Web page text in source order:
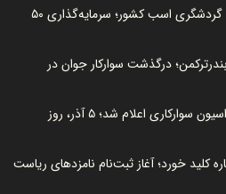
یزد در مسیر تبدیل‌شدن به قطب گردشگری اسب کشور؛ سرمایه‌گذاری ۵۰
درگذشت سوارکار جوان در
زمان رونمایی از رئیس جدید فدراسیون سوارکاری اعلام شد؛ ۵ آذر، روز
کلید خورد؛ آغاز ثبت‌نام نامزدهای ریاست